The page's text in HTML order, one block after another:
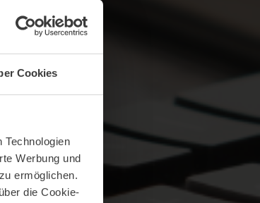
Cookies
Werbung und
ermöglichen.
die Cookie-